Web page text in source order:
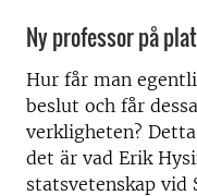
Ny professor på
Hur får man
beslut och får
verkligheten?
det är vad Erik
statsvetenskap vid